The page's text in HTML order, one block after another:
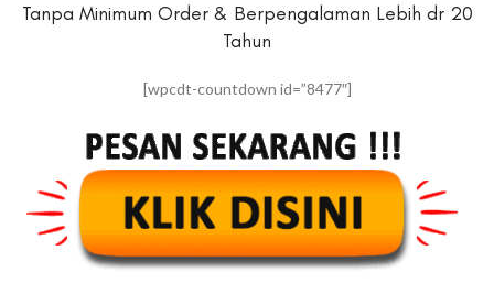
Tanpa Minimum Order & Berpengalaman Lebih dr 20
Tahun
[wpcdt-countdown id=”8477″]